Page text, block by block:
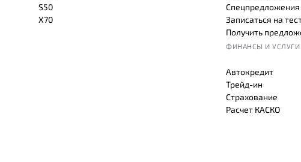
S50
X70
Записаться на
Получить
ФИНАНСЫ И УСЛУГИ
Автокредит
Трейд-ин
Страхование
Расчет КАСКО